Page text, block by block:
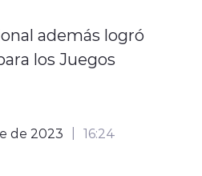
además logró
los Juegos
de 2023 16:24